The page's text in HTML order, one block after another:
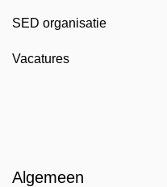
SED organisatie
Vacatures
Algemeen